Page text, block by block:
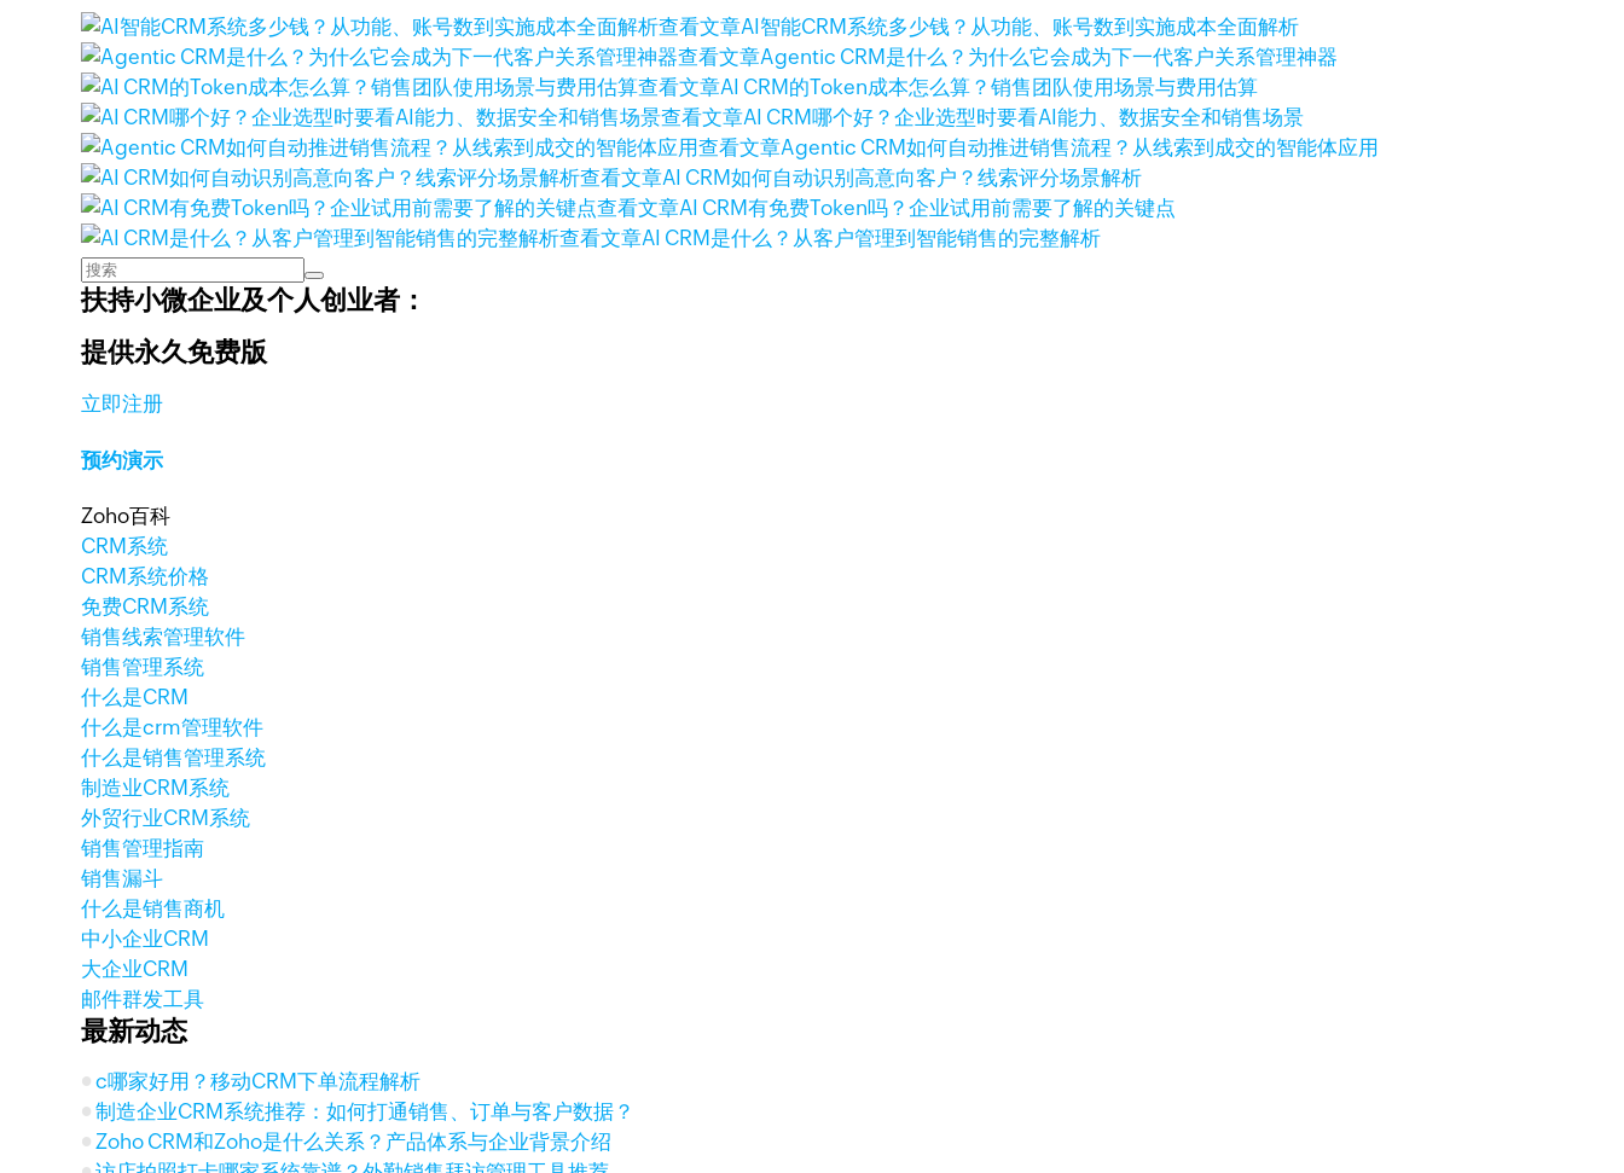
查看文章AI智能CRM系统多少钱？从功能、账号数到实施成本全面解析
查看文章Agentic CRM是什么？为什么它会成为下一代客户关系管理神器
查看文章AI CRM的Token成本怎么算？销售团队使用场景与费用估算
查看文章AI CRM哪个好？企业选型时要看AI能力、数据安全和销售场景
查看文章Agentic CRM如何自动推进销售流程？从线索到成交的智能体应用
查看文章AI CRM如何自动识别高意向客户？线索评分场景解析
查看文章AI CRM有免费Token吗？企业试用前需要了解的关键点
查看文章AI CRM是什么？从客户管理到智能销售的完整解析
扶持小微企业及个人创业者：
提供永久免费版
立即注册
预约演示
Zoho百科
CRM系统
CRM系统价格
免费CRM系统
销售线索管理软件
销售管理系统
什么是CRM
什么是crm管理软件
什么是销售管理系统
制造业CRM系统
外贸行业CRM系统
销售管理指南
销售漏斗
什么是销售商机
中小企业CRM
大企业CRM
邮件群发工具
最新动态
c哪家好用？移动CRM下单流程解析
制造企业CRM系统推荐：如何打通销售、订单与客户数据？
Zoho CRM和Zoho是什么关系？产品体系与企业背景介绍